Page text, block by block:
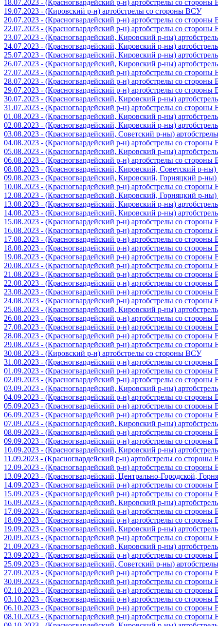
18.07.2023 - (Красногвардейский р-н) артобстрелы со
19.07.2023 - (Кировский р-н) артобстрелы со стороны ВСУ
20.07.2023 - (Красногвардейский р-н) артобстрелы со
22.07.2023 - (Красногвардейский р-н) артобстрелы со
23.07.2023 - (Красногвардейский, Кировский р-ны)
24.07.2023 - (Красногвардейский, Кировский р-ны)
25.07.2023 - (Красногвардейский, Кировский р-ны)
26.07.2023 - (Красногвардейский, Кировский р-ны)
27.07.2023 - (Красногвардейский р-н) артобстрелы со
28.07.2023 - (Красногвардейский р-н) артобстрелы со
29.07.2023 - (Красногвардейский р-н) артобстрелы со
30.07.2023 - (Красногвардейский, Кировский р-ны)
31.07.2023 - (Красногвардейский р-н) артобстрелы со
01.08.2023 - (Красногвардейский, Кировский р-ны)
02.08.2023 - (Красногвардейский, Кировский р-ны)
03.08.2023 - (Красногвардейский, Советский р-ны)
04.08.2023 - (Красногвардейский р-н) артобстрелы со
05.08.2023 - (Красногвардейский, Кировский р-ны)
06.08.2023 - (Красногвардейский р-н) артобстрелы со
08.08.2023 - (Красногвардейский, Кировский, Советский р-
09.08.2023 - (Красногвардейский, Кировский, Горняцкий р-
10.08.2023 - (Красногвардейский р-н) артобстрелы со
12.08.2023 - (Красногвардейский, Кировский, Горняцкий р-
13.08.2023 - (Красногвардейский, Кировский р-ны)
14.08.2023 - (Красногвардейский, Кировский р-ны)
15.08.2023 - (Красногвардейский р-н) артобстрелы со
16.08.2023 - (Красногвардейский р-н) артобстрелы со
17.08.2023 - (Красногвардейский р-н) артобстрелы со
18.08.2023 - (Красногвардейский р-н) артобстрелы со
19.08.2023 - (Красногвардейский р-н) артобстрелы со
20.08.2023 - (Красногвардейский р-н) артобстрелы со
21.08.2023 - (Красногвардейский р-н) артобстрелы со
22.08.2023 - (Красногвардейский р-н) артобстрелы со
23.08.2023 - (Красногвардейский р-н) артобстрелы со
24.08.2023 - (Красногвардейский р-н) артобстрелы со
25.08.2023 - (Красногвардейский, Кировский р-ны)
26.08.2023 - (Красногвардейский р-н) артобстрелы со
27.08.2023 - (Красногвардейский р-н) артобстрелы со
28.08.2023 - (Красногвардейский р-н) артобстрелы со
29.08.2023 - (Красногвардейский р-н) артобстрелы со
30.08.2023 - (Кировский р-н) артобстрелы со стороны ВСУ
31.08.2023 - (Красногвардейский р-н) артобстрелы со
01.09.2023 - (Красногвардейский р-н) артобстрелы со
02.09.2023 - (Красногвардейский р-н) артобстрелы со
03.09.2023 - (Красногвардейский, Кировский р-ны)
04.09.2023 - (Красногвардейский р-н) артобстрелы со
05.09.2023 - (Красногвардейский р-н) артобстрелы со
06.09.2023 - (Красногвардейский р-н) артобстрелы со
07.09.2023 - (Красногвардейский, Кировский р-ны)
08.09.2023 - (Красногвардейский р-н) артобстрелы со
09.09.2023 - (Красногвардейский р-н) артобстрелы со
10.09.2023 - (Красногвардейский, Кировский р-ны)
11.09.2023 - (Красногвардейский р-н) артобстрелы со стороны
12.09.2023 - (Красногвардейский р-н) артобстрелы со
13.09.2023 - (Красногвардейский, Центрально-Городской,
14.09.2023 - (Красногвардейский р-н) артобстрелы со
15.09.2023 - (Красногвардейский р-н) артобстрелы со
16.09.2023 - (Красногвардейский, Кировский р-ны)
17.09.2023 - (Красногвардейский р-н) артобстрелы со
18.09.2023 - (Красногвардейский р-н) артобстрелы со
19.09.2023 - (Красногвардейский, Кировский р-ны)
20.09.2023 - (Красногвардейский р-н) артобстрелы со
21.09.2023 - (Красногвардейский, Кировский р-ны)
23.09.2023 - (Красногвардейский р-н) артобстрелы со
25.09.2023 - (Красногвардейский, Советский р-ны)
27.09.2023 - (Красногвардейский р-н) артобстрелы со
30.09.2023 - (Красногвардейский р-н) артобстрелы со
02.10.2023 - (Красногвардейский р-н) артобстрелы со
03.10.2023 - (Красногвардейский р-н) артобстрелы со
06.10.2023 - (Красногвардейский р-н) артобстрелы со
08.10.2023 - (Красногвардейский р-н) артобстрелы со